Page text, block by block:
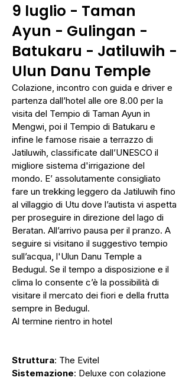
9 luglio - Taman
Ayun - Gulingan -
Batukaru - Jatiluwih -
Ulun Danu Temple
Colazione, incontro con guida e driver e
partenza dall’hotel alle ore 8.00 per la
visita del Tempio di Taman Ayun in
Mengwi, poi il Tempio di Batukaru e
infine le famose risaie a terrazzo di
Jatiluwih, classificate dall’UNESCO il
migliore sistema d'irrigazione del
mondo. E’ assolutamente consigliato
fare un trekking leggero da Jatiluwih fino
al villaggio di Utu dove l’autista vi aspetta
per proseguire in direzione del lago di
Beratan. All’arrivo pausa per il pranzo. A
seguire si visitano il suggestivo tempio
sull’acqua, l'Ulun Danu Temple a
Bedugul. Se il tempo a disposizione e il
clima lo consente c’è la possibilità di
visitare il mercato dei fiori e della frutta
sempre in Bedugul.
Al termine rientro in hotel
Struttura: The Evitel
Sistemazione: Deluxe con colazione